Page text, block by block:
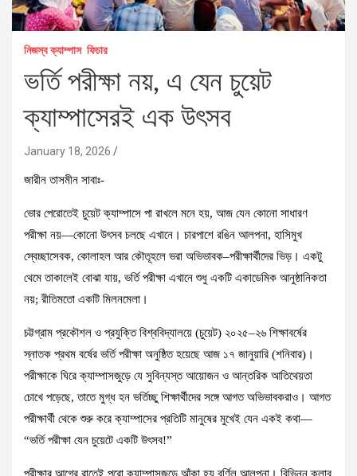
নিজস্ব ক্যাম্পাস ফিচার
ভর্তি পরীক্ষা নয়, এ যেন চুয়েট
ক্যাম্পাসেরই এক উৎসব
January 18, 2026
জারীন তাসমীন সাবাঃ-
ভোর পেরোতেই চুয়েট ক্যাম্পাসে পা রাখলে মনে হয়, আজ যেন কোনো সাধারণ
পরীক্ষা নয়—কোনো উৎসব চলছে এখানে। চারপাশে রঙিন আলপনা, হাসিমুখ
স্বেচ্ছাসেবক, কোলাহল আর কৌতূহলে ভরা অভিভাবক–পরীক্ষার্থীদের ভিড়। একটু
থেমে তাকালেই বোঝা যায়, ভর্তি পরীক্ষা এখানে শুধু একটি একাডেমিক আনুষ্ঠানিকতা
নয়; রীতিমতো একটি মিলনমেলা।
চট্টগ্রাম প্রকৌশল ও প্রযুক্তি বিশ্ববিদ্যালয়ে (চুয়েট) ২০২৫–২৬ শিক্ষাবর্ষের
স্নাতক প্রথম বর্ষের ভর্তি পরীক্ষা অনুষ্ঠিত হয়েছে আজ ১৭ জানুয়ারি (শনিবার)।
পরীক্ষাকে ঘিরে ক্যাম্পাসজুড়ে যে সুবিন্যস্ত আয়োজন ও আন্তরিক আতিথেয়তা
চোখে পড়েছে, তাতে মুগ্ধ হন ভর্তিচ্ছু শিক্ষার্থীদের সঙ্গে আগত অভিভাবকরাও। আগত
পরীক্ষার্থী থেকে শুরু করে ক্যাম্পাসের প্রতিটি মানুষের মুখেই যেন একই কথা—
“ভর্তি পরীক্ষা যেন চুয়েটে একটি উৎসব!”
পরীক্ষার আগের রাতেই পুরো ক্যাম্পাসজুড়ে আঁকা হয় বর্ণিল আলপনা। বিভিন্ন ক্লাব